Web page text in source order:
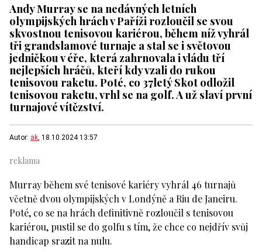
Andy Murray se na nedávných letních
olympijských hrách v Paříži rozloučil se svou
skvostnou tenisovou kariérou, během níž vyhrál
tři grandslamové turnaje a stal se i světovou
jedničkou v éře, která zahrnovala i vládu tří
nejlepších hráčů, kteří kdy vzali do rukou
tenisovou raketu. Poté, co 37letý Skot odložil
tenisovou raketu, vrhl se na golf. A už slaví první
turnajové vítězství.
Autor: ak , 18.10.2024 13:57
Murray během své tenisové kariéry vyhrál 46 turnajů
včetně dvou olympijských v Londýně a Riu de Janeiru.
Poté, co se na hrách definitivně rozloučil s tenisovou
kariérou, pustil se do golfu s tím, že chce co nejdřív svůj
handicap srazit na nulu.